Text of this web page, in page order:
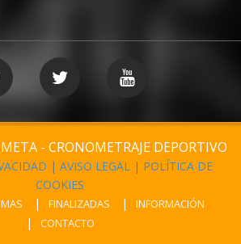
- CRONOMETRAJE DEPORTIVO
| AVISO LEGAL | POLÍTICA DE
COOKIES
FINALIZADAS
INFORMACIÓN
CONTACTO